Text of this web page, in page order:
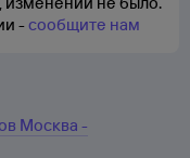
-сообщите нам
Москва -